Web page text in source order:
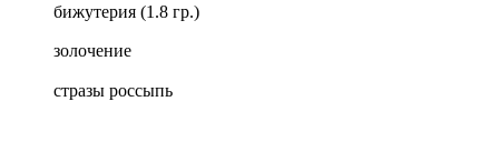
бижутерия (1.8 гр.)
золочение
стразы россыпь